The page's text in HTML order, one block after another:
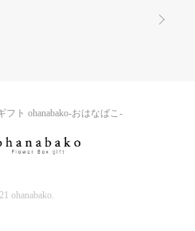
ト ohanabako-おはなばこ-
ohanabako.